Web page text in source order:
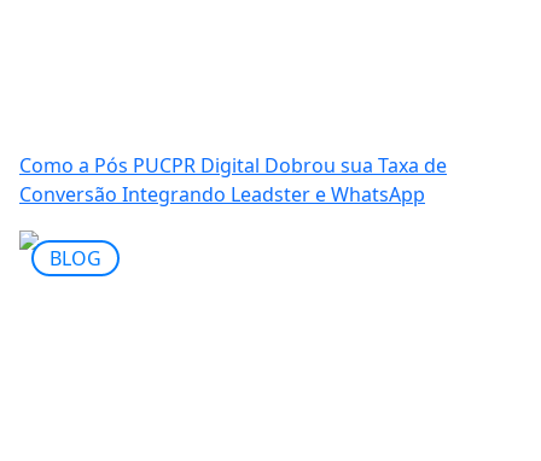
Como a Pós PUCPR Digital Dobrou sua Taxa de
Conversão Integrando Leadster e WhatsApp
BLOG